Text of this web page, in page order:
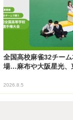
全国高校麻雀32チー
場…麻布や大阪星光、
2026.8.5